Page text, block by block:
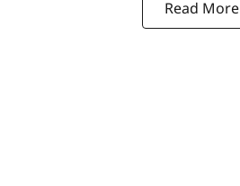
Read More